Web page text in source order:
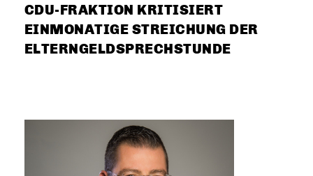
CDU-FRAKTION KRITISIERT
EINMONATIGE STREICHUNG DER
ELTERNGELDSPRECHSTUNDE